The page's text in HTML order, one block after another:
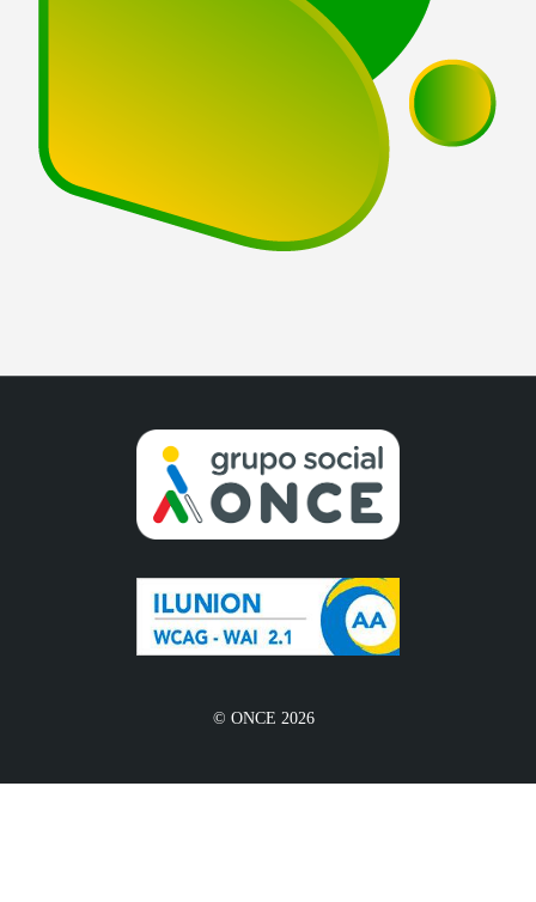
© ONCE 2026